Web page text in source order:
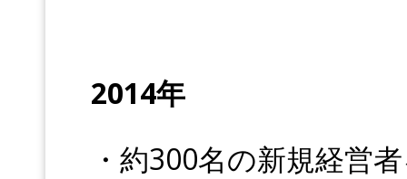
2014年
・約300名の新規経営